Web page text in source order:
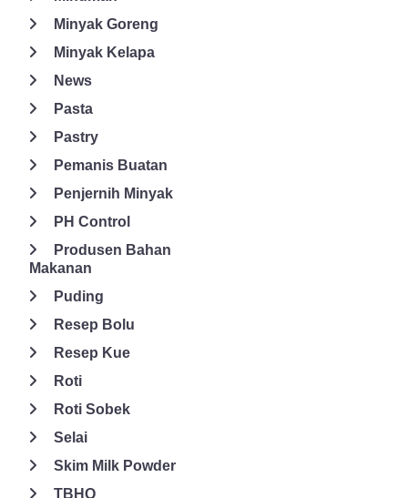
Minyak Goreng
Minyak Kelapa
News
Pasta
Pastry
Pemanis Buatan
Penjernih Minyak
PH Control
Produsen Bahan
Makanan
Puding
Resep Bolu
Resep Kue
Roti
Roti Sobek
Selai
Skim Milk Powder
TBHQ